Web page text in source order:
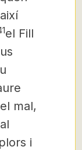
el Fill
mal,
i